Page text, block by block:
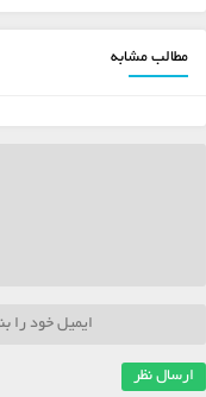
مطالب مشابه